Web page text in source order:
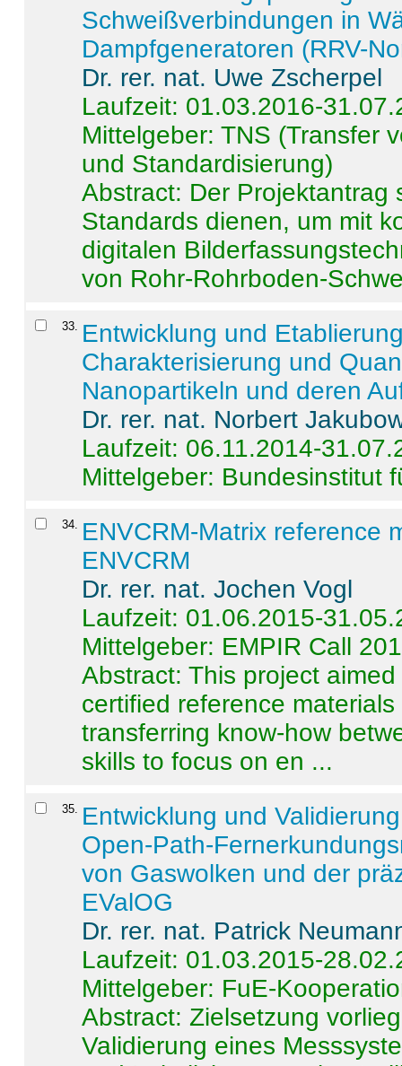
Schweißverbindungen in
Dampfgeneratoren (RRV-
Dr. rer. nat. Uwe Zscherpel
Laufzeit: 01.03.2016-
Mittelgeber: TNS (Transfer
und Standardisierung)
Abstract: Der Projektantrag
Standards dienen, um mit
digitalen
von Rohr-Rohrboden-
33. Entwicklung und
Charakterisierung und
Nanopartikeln und deren
Dr. rer. nat. Norbert
Laufzeit: 06.11.2014-
Mittelgeber: Bundesinstitut
34. ENVCRM-Matrix reference
ENVCRM
Dr. rer. nat. Jochen Vogl
Laufzeit: 01.06.2015-
Mittelgeber: EMPIR Call
Abstract:This project
certified reference
transferring know-how
skills to focus on en ...
35. Entwicklung und
Open-Path-
von Gaswolken und der
EValOG
Dr. rer. nat. Patrick
Laufzeit: 01.03.2015-
Mittelgeber: FuE-
Abstract:Zielsetzung
Validierung eines